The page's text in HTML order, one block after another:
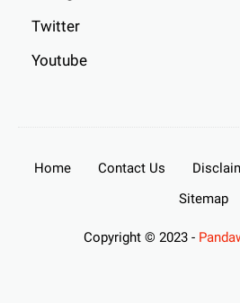
Twitter
Youtube
Home Contact Us
Sitemap
Copyright © 2023 -